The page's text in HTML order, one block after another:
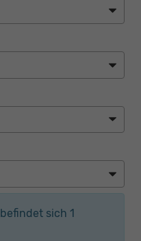
sich 1